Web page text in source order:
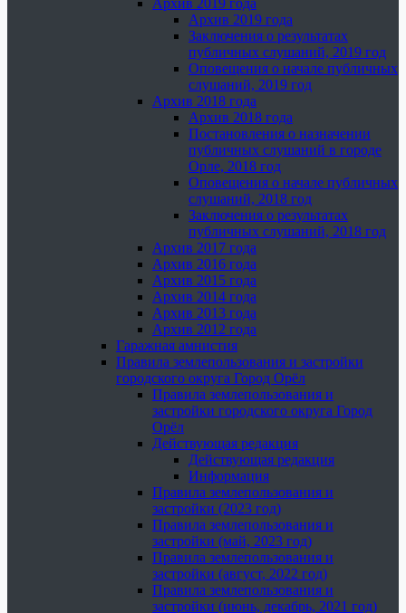
Архив 2019 года
Архив 2019 года
Заключения о результатах
публичных слушаний, 2019 год
Оповещения о начале публичных
слушаний, 2019 год
Архив 2018 года
Архив 2018 года
Постановления о назначении
публичных слушаний в городе
Орле, 2018 год
Оповещения о начале публичных
слушаний, 2018 год
Заключения о результатах
публичных слушаний, 2018 год
Архив 2017 года
Архив 2016 года
Архив 2015 года
Архив 2014 года
Архив 2013 года
Архив 2012 года
Гаражная амнистия
Правила землепользования и застройки
городского округа Город Орёл
Правила землепользования и
застройки городского округа Город
Орёл
Действующая редакция
Действующая редакция
Информация
Правила землепользования и
застройки (2023 год)
Правила землепользования и
застройки (май, 2023 год)
Правила землепользования и
застройки (август, 2022 год)
Правила землепользования и
застройки (июнь, декабрь, 2021 год)